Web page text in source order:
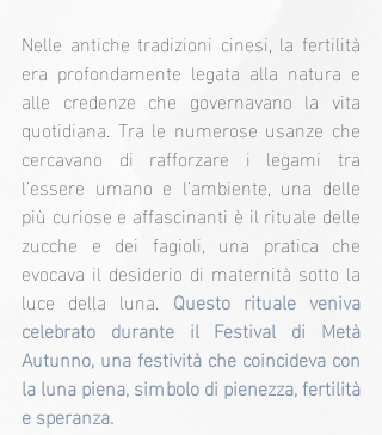
Nelle antiche tradizioni cinesi, la fertilità
era profondamente legata alla natura e
alle credenze che governavano la vita
quotidiana. Tra le numerose usanze che
cercavano di rafforzare i legami tra
l’essere umano e l’ambiente, una delle
più curiose e affascinanti è il rituale delle
zucche e dei fagioli, una pratica che
evocava il desiderio di maternità sotto la
luce della luna. Questo rituale veniva
celebrato durante il Festival di Metà
Autunno, una festività che coincideva con
la luna piena, simbolo di pienezza, fertilità
e speranza.